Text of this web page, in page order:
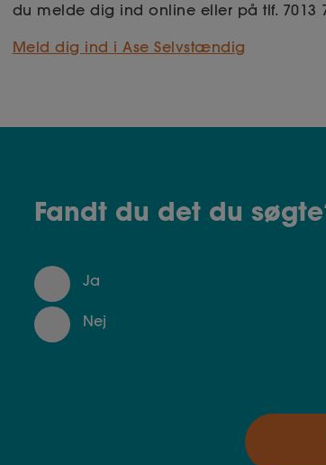
du melde dig ind online eller på tlf. 7013
Meld dig ind i Ase Selvstændig
Fandt du det du
Ja
Nej